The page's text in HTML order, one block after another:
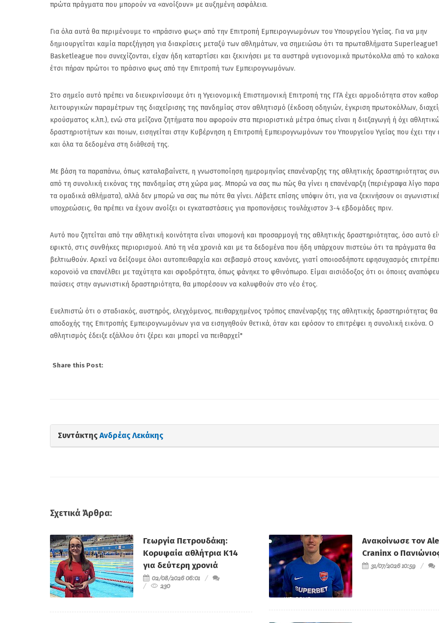
πρώτα πράγματα που μπορούν να «ανοίξουν» με αυξημένη ασφάλεια.
Για όλα αυτά θα περιμένουμε το «πράσινο φως» από την Επιτροπή Εμπειρογνωμόνων του Υπουργείου Υγείας. Για να μην
δημιουργείται καμία παρεξήγηση για διακρίσεις μεταξύ των αθλημάτων, να σημειώσω ότι τα πρωταθλήματα Superleague1
Basketleague που συνεχίζονται, είχαν ήδη καταρτίσει και ξεκινήσει με τα αυστηρά υγειονομικά πρωτόκολλα από το
έτσι πήραν πρώτοι το πράσινο φως από την Επιτροπή των Εμπειρογνωμόνων.
Στο σημείο αυτό πρέπει να διευκρινίσουμε ότι η Υγειονομική Επιστημονική Επιτροπή της ΓΓΑ έχει αρμοδιότητα στον
λειτουργικών παραμέτρων της διαχείρισης της πανδημίας στον αθλητισμό (έκδοση οδηγιών, έγκριση πρωτοκόλλων,
κρούσματος κ.λπ.), ενώ στα μείζονα ζητήματα που αφορούν στα περιοριστικά μέτρα όπως είναι η διεξαγωγή ή όχι
δραστηριοτήτων και ποιων, εισηγείται στην Κυβέρνηση η Επιτροπή Εμπειρογνωμόνων του Υπουργείου Υγείας που έχει την
και όλα τα δεδομένα στη διάθεσή της.
Με βάση τα παραπάνω, όπως καταλαβαίνετε, η γνωστοποίηση ημερομηνίας επανέναρξης της αθλητικής δραστηριότητας
από τη συνολική εικόνας της πανδημίας στη χώρα μας. Μπορώ να σας πω πώς θα γίνει η επανέναρξη (περιέγραψα λίγο
τα ομαδικά αθλήματα), αλλά δεν μπορώ να σας πω πότε θα γίνει. Λάβετε επίσης υπόψιν ότι, για να ξεκινήσουν οι
υποχρεώσεις, θα πρέπει να έχουν ανοίξει οι εγκαταστάσεις για προπονήσεις τουλάχιστον 3-4 εβδομάδες πριν.
Αυτό που ζητείται από την αθλητική κοινότητα είναι υπομονή και προσαρμογή της αθλητικής δραστηριότητας, όσο αυτό
εφικτό, στις συνθήκες περιορισμού. Από τη νέα χρονιά και με τα δεδομένα που ήδη υπάρχουν πιστεύω ότι τα πράγματα θα
βελτιωθούν. Αρκεί να δείξουμε όλοι αυτοπειθαρχία και σεβασμό στους κανόνες, γιατί οποιοσδήποτε εφησυχασμός
κορονοϊό να επανέλθει με ταχύτητα και σφοδρότητα, όπως φάνηκε το φθινόπωρο. Είμαι αισιόδοξος ότι οι όποιες
παύσεις στην αγωνιστική δραστηριότητα, θα μπορέσουν να καλυφθούν στο νέο έτος.
Ευελπιστώ ότι ο σταδιακός, αυστηρός, ελεγχόμενος, πειθαρχημένος τρόπος επανέναρξης της αθλητικής δραστηριότητας θα
αποδοχής της Επιτροπής Εμπειρογνωμόνων για να εισηγηθούν θετικά, όταν και εφόσον το επιτρέψει η συνολική εικόνα. Ο
αθλητισμός έδειξε εξάλλου ότι ξέρει και μπορεί να πειθαρχεί"
Share this Post:
Συντάκτης Ανδρέας Λεκάκης
Σχετικά Άρθρα:
Γεωργία Πετρουδάκη:
Κορυφαία αθλήτρια Κ14
για δεύτερη χρονιά
02/08/2026 06:01
230
Ανακοίνωσε τον
Craninx ο
31/07/2026 10:59